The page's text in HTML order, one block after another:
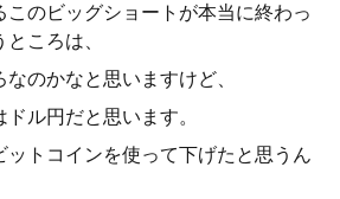
のビッグショートが本当に終わっ
ころは、
のかなと思いますけど、
ル円だと思います。
ットコインを使って下げたと思うん